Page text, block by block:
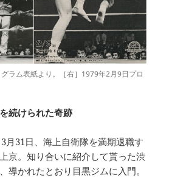
グラム表紙より。［右］1979年2月9日プロ
続けられた奇跡
月31日、海上自衛隊を満期退職す
京。知り合いに紹介して貰った渋
導かれたとおり目黒ジムに入門。